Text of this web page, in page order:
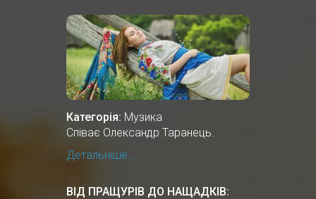
Категорія: Музика
Співає Олександр Таранець.
Детальніше...
ВІД ПРАЩУРІВ ДО НАЩАДКІВ: